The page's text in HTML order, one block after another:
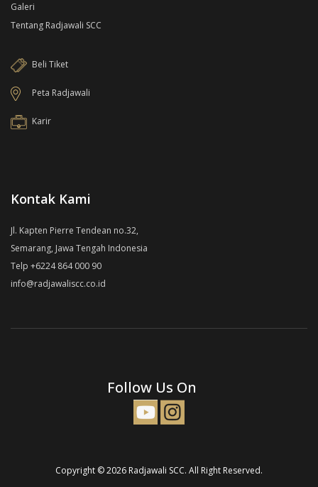
Galeri
Tentang Radjawali SCC
Beli Tiket
Peta Radjawali
Karir
Kontak Kami
Jl. Kapten Pierre Tendean no.32,
Semarang, Jawa Tengah Indonesia
Telp +6224 864 000 90
info@radjawaliscc.co.id
Follow Us On
Copyright © 2026 Radjawali SCC. All Right Reserved.